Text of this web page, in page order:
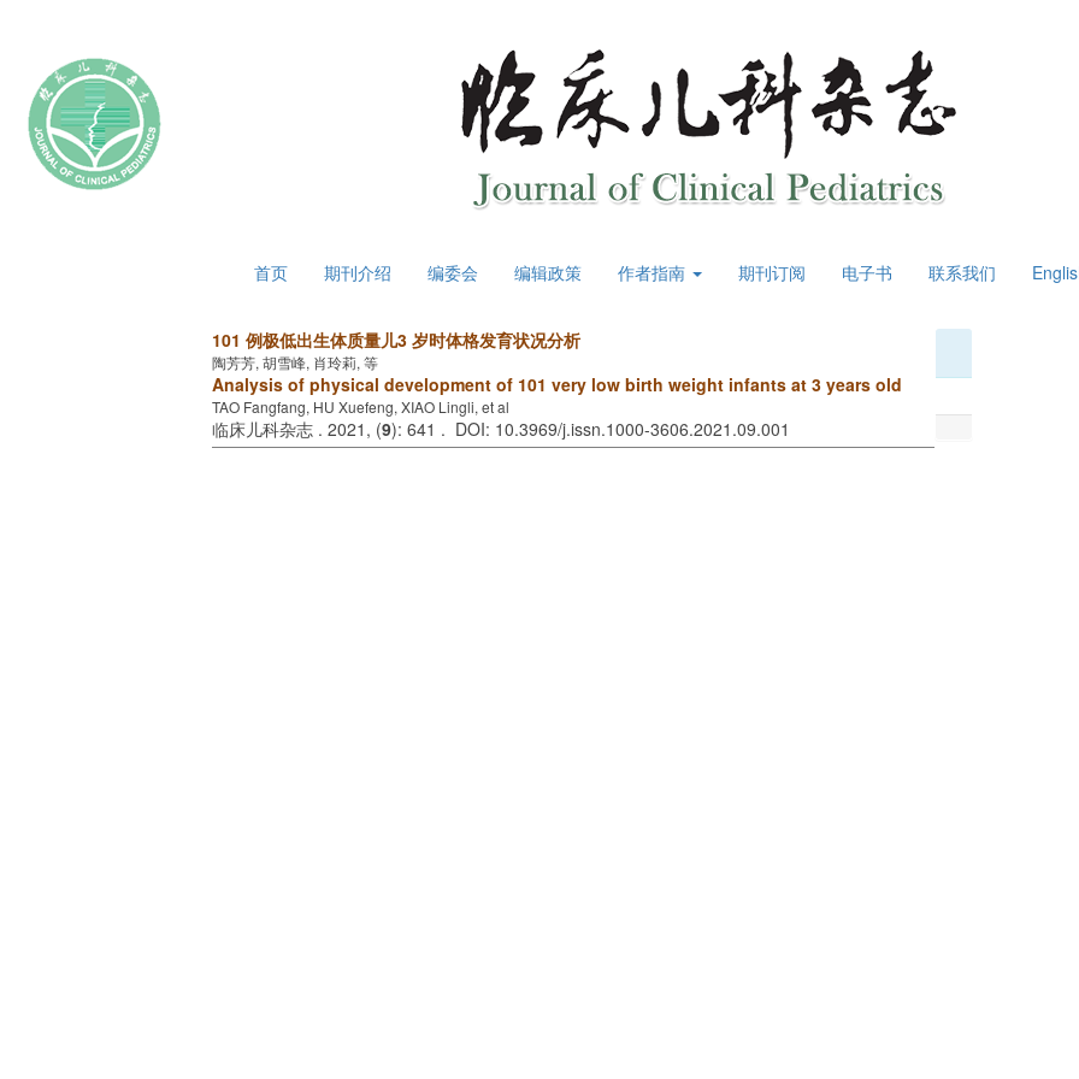
首页 期刊介绍 编委会 编辑政策 作者指南 期刊订阅 电子书 联系我们
101 例极低出生体质量儿3 岁时体格发育状况分析
陶芳芳, 胡雪峰, 肖玲莉, 等
Analysis of physical development of 101 very low birth weight infants at 3 years old
TAO Fangfang, HU Xuefeng, XIAO Lingli, et al
临床儿科杂志 . 2021, (9): 641 . DOI: 10.3969/j.issn.1000-3606.2021.09.001